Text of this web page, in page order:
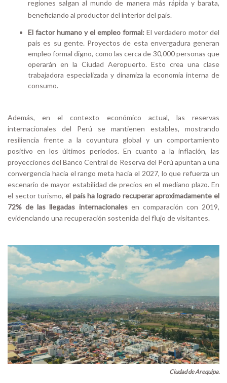
regiones salgan al mundo de manera más rápida y barata,
beneficiando al productor del interior del país.
El factor humano y el empleo formal: El verdadero motor del
país es su gente. Proyectos de esta envergadura generan
empleo formal digno, como las cerca de 30,000 personas que
operarán en la Ciudad Aeropuerto. Esto crea una clase
trabajadora especializada y dinamiza la economía interna de
consumo.
Además, en el contexto económico actual, las reservas
internacionales del Perú se mantienen estables, mostrando
resiliencia frente a la coyuntura global y un comportamiento
positivo en los últimos periodos. En cuanto a la inflación, las
proyecciones del Banco Central de Reserva del Perú apuntan a una
convergencia hacia el rango meta hacia el 2027, lo que refuerza un
escenario de mayor estabilidad de precios en el mediano plazo. En
el sector turismo, el país ha logrado recuperar aproximadamente el
72% de las llegadas internacionales en comparación con 2019,
evidenciando una recuperación sostenida del flujo de visitantes.
Ciudad de Arequipa.